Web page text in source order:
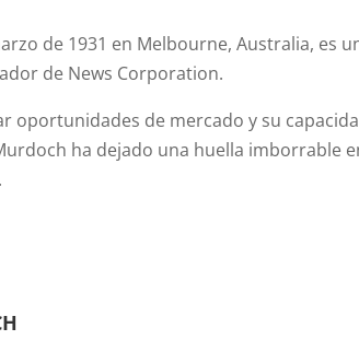
de 1931 en Melbourne, Australia, es
de News Corporation.
oportunidades de mercado y su
ha dejado una huella imborrable